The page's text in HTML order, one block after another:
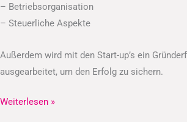
– Betriebsorganisation
– Steuerliche Aspekte
Außerdem wird mit den Start-up’s ein
ausgearbeitet, um den Erfolg zu sichern.
Weiterlesen »